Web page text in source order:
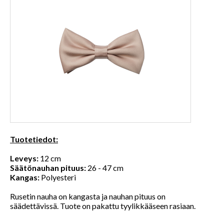
Tuotetiedot:
Leveys: 12 cm
Säätönauhan pituus: 26 - 47 cm
Kangas: Polyesteri
Rusetin nauha on kangasta ja nauhan pituus on
säädettävissä. Tuote on pakattu tyylikkääseen rasiaan.